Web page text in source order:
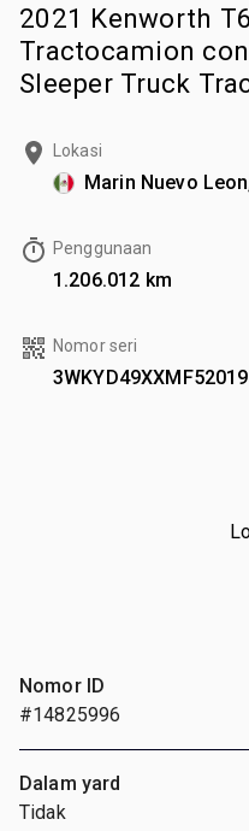
2021 Kenworth
Tractocamion
Sleeper Truck
Lokasi
Marin Nuevo
Penggunaan
1.206.012 km
Nomor seri
Nomor ID
#14825996
Dalam yard
Tidak